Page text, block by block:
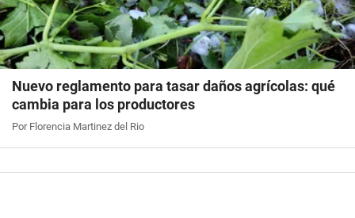
Nuevo reglamento para tasar daños agrícolas: qué
cambia para los productores
Por Florencia Martinez del Rio